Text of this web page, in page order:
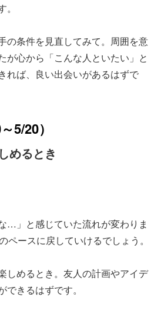
の条件を見直してみて。周囲を意
が心から「こんな人といたい」と
れば、良い出会いがあるはずで
5/20）
めるとき
…」と感じていた流れが変わりま
ペースに戻していけるでしょう。
しめるとき。友人の計画やアイデ
きるはずです。